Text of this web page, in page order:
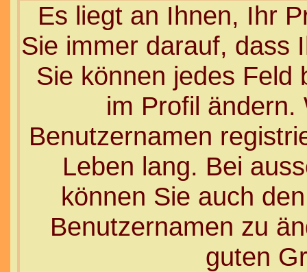
Es liegt an Ihnen, Ihr
Sie immer darauf, dass
Sie können jedes Feld
im Profil ändern.
Benutzernamen
Leben lang. Bei
können Sie auch
Benutzernamen zu
guten